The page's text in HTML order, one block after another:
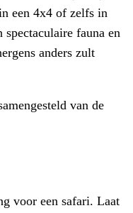
een 4x4 of zelfs in
fauna en
anders zult
van de
voor een safari. Laat